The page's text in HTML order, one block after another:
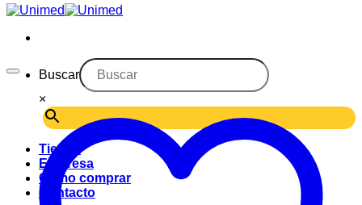
Buscar
×
Tienda
Empresa
Cómo comprar
Contacto